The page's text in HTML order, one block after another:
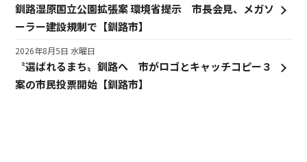
釧路湿原国立公園拡張案 環境省提示 市長会見、メガソ
ーラー建設規制で【釧路市】
〝選ばれるまち〟釧路へ 市がロゴとキャッチコピー３
案の市民投票開始【釧路市】
2026年8月5日 水曜日